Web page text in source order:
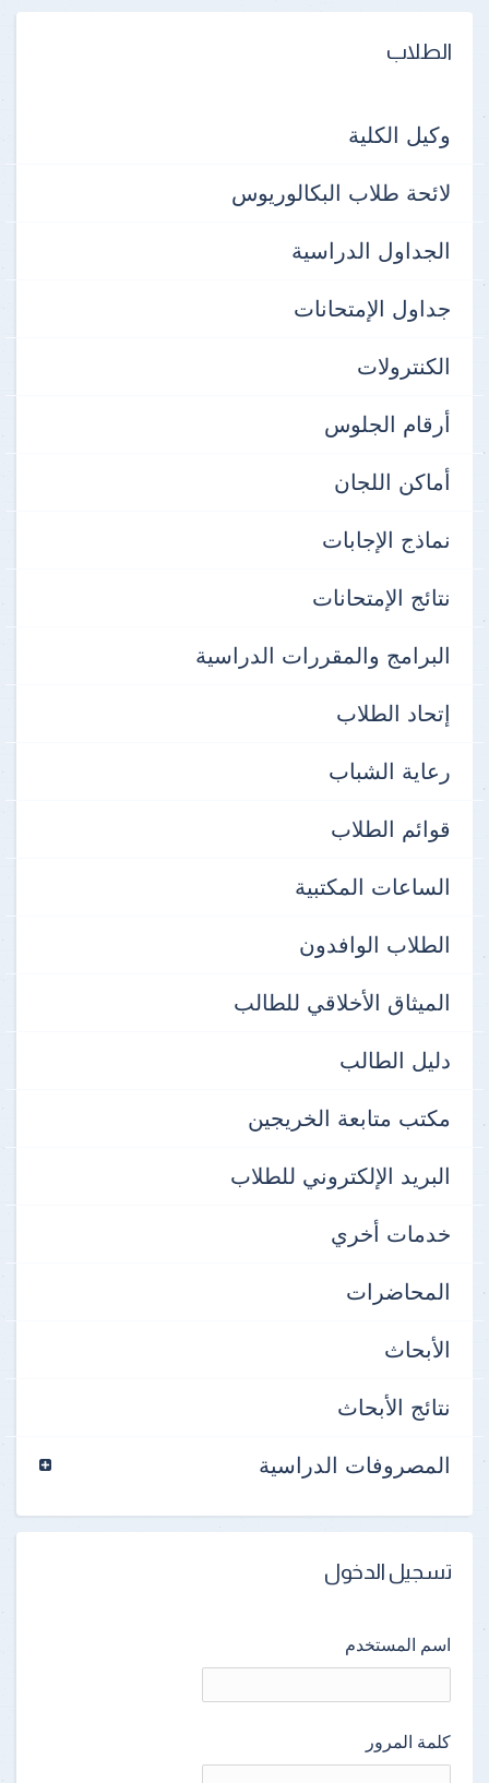
الطلاب
وكيل الكلية
لائحة طلاب البكالوريوس
الجداول الدراسية
جداول الإمتحانات
الكنترولات
أرقام الجلوس
أماكن اللجان
نماذج الإجابات
نتائج الإمتحانات
البرامج والمقررات الدراسية
إتحاد الطلاب
رعاية الشباب
قوائم الطلاب
الساعات المكتبية
الطلاب الوافدون
الميثاق الأخلاقي للطالب
دليل الطالب
مكتب متابعة الخريجين
البريد الإلكتروني للطلاب
خدمات أخري
المحاضرات
الأبحاث
نتائج الأبحاث
المصروفات الدراسية
تسجيل الدخول
اسم المستخدم
كلمة المرور